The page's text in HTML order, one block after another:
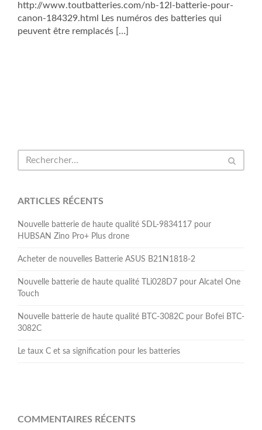
http://www.toutbatteries.com/nb-12l-batterie-pour-
canon-184329.html Les numéros des batteries qui
peuvent être remplacés […]
ARTICLES RÉCENTS
Nouvelle batterie de haute qualité SDL-9834117 pour
HUBSAN Zino Pro+ Plus drone
Acheter de nouvelles Batterie ASUS B21N1818-2
Nouvelle batterie de haute qualité TLi028D7 pour Alcatel One
Touch
Nouvelle batterie de haute qualité BTC-3082C pour Bofei BTC-
3082C
Le taux C et sa signification pour les batteries
COMMENTAIRES RÉCENTS